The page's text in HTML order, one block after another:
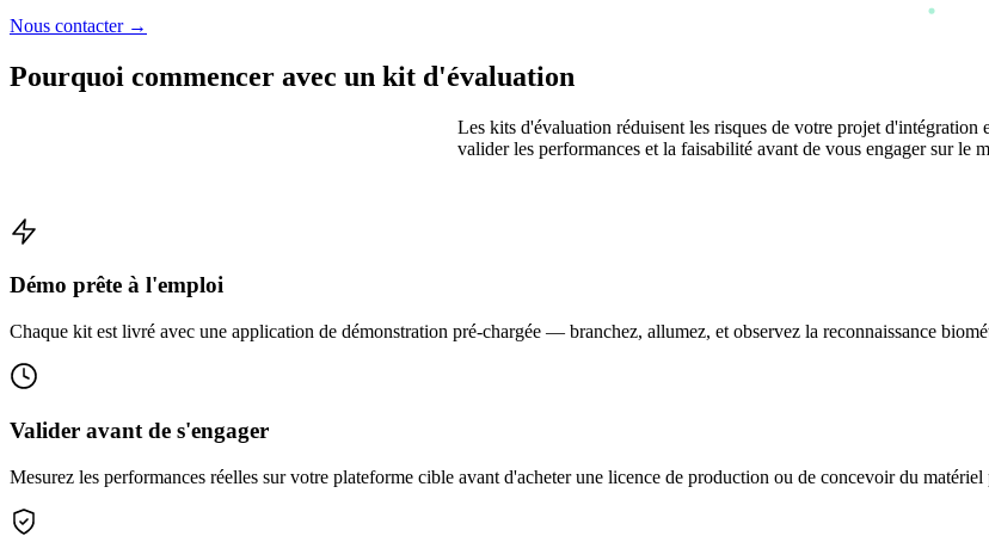
Nous contacter →
Pourquoi commencer avec un kit d'évaluation
Les kits d'évaluation réduisent les risques de votre projet d'intégration
valider les performances et la faisabilité avant de vous engager sur le
Démo prête à l'emploi
Chaque kit est livré avec une application de démonstration pré-chargée — branchez, allumez, et observez la reconnaissance
Valider avant de s'engager
Mesurez les performances réelles sur votre plateforme cible avant d'acheter une licence de production ou de concevoir du